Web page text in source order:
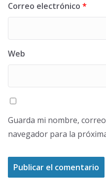
Correo electrónico *
Web
Guarda mi nombre,
navegador para la